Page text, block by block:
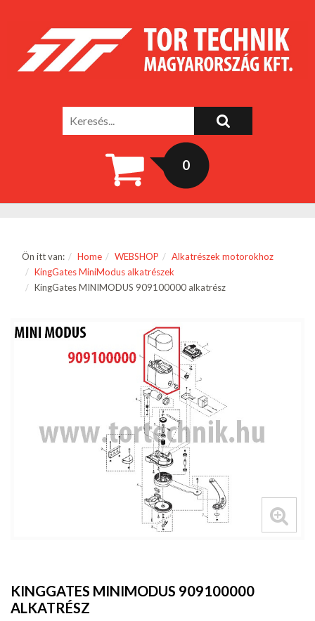
0
Ön itt van: Home WEBSHOP
Alkatrészek motorokhoz
KingGates MiniModus alkatrészek
KingGates MINIMODUS 909100000 alkatrész
KINGGATES MINIMODUS 909100000
ALKATRÉSZ